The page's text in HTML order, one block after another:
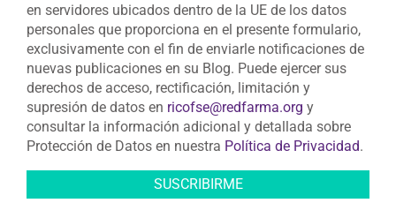
en servidores ubicados dentro de la UE de los datos
personales que proporciona en el presente formulario,
exclusivamente con el fin de enviarle notificaciones de
nuevas publicaciones en su Blog. Puede ejercer sus
derechos de acceso, rectificación, limitación y
supresión de datos en ricofse@redfarma.org y
consultar la información adicional y detallada sobre
Protección de Datos en nuestra Política de Privacidad.